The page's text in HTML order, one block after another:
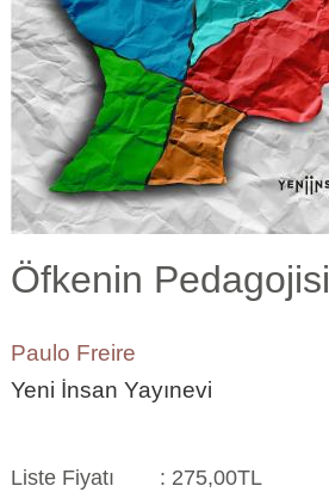
Öfkenin Pedagojisi
Paulo Freire
Yeni İnsan Yayınevi
Liste Fiyatı : 275,00TL